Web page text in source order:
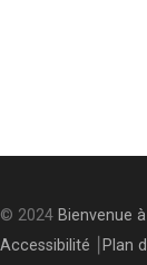
© 2024 Bienvenue
Accessibilité
Plan